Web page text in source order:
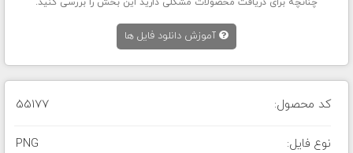
چنانچه برای دریافت محصولات مشکلی دارید این بخش را بررسی کنید.
آموزش دانلود فایل ها
کد محصول: 55177
نوع فایل: PNG